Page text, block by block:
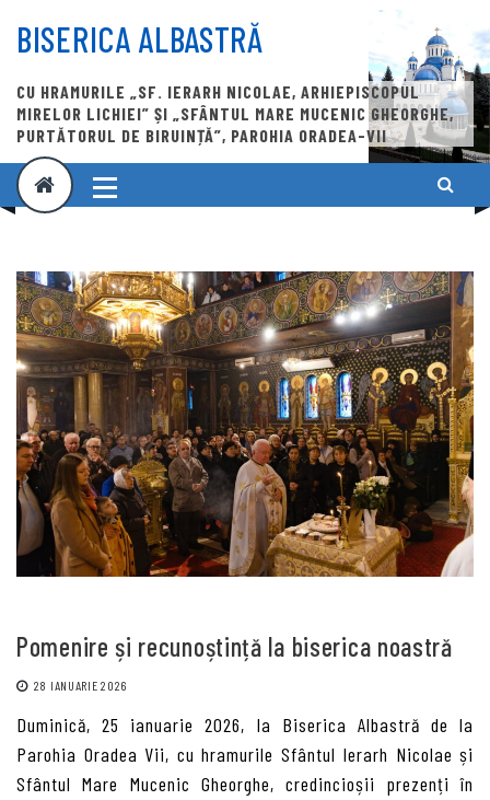
content
BISERICA ALBASTRĂ
CU HRAMURILE „SF. IERARH NICOLAE, ARHIEPISCOPUL
MIRELOR LICHIEI” ȘI „SFÂNTUL MARE MUCENIC GHEORGHE,
PURTĂTORUL DE BIRUINȚĂ”, PAROHIA ORADEA-VII
Pomenire și recunoștință la biserica noastră
28 IANUARIE 2026
Duminică, 25 ianuarie 2026, la Biserica Albastră de la
Parohia Oradea Vii, cu hramurile Sfântul Ierarh Nicolae și
Sfântul Mare Mucenic Gheorghe, credincioșii prezenți în